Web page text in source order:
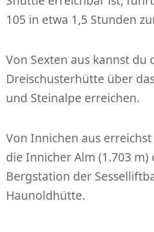
105 in etwa 1,5 Stunden
Von Sexten aus kannst du
Dreischusterhütte über
und Steinalpe erreichen.
Von Innichen aus
die Innicher Alm (1.703
Bergstation der
Haunoldhütte.